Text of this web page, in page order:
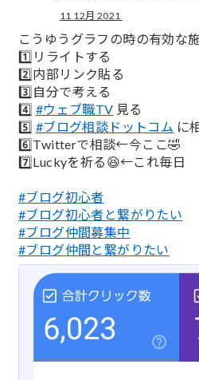
11 12月 2021
こうゆうグラフの時の有効な
1️⃣リライトする
2️⃣内部リンク貼る
3️⃣自分で考える
4️⃣ #ウェブ職TV 見る
5️⃣ #ブログ相談ドットコム に
6️⃣Twitterで相談←今ここ🤣
7️⃣Luckyを祈る😆←これ毎日
#ブログ初心者
#ブログ初心者と繋がりたい
#ブログ仲間募集中
#ブログ仲間と繋がりたい